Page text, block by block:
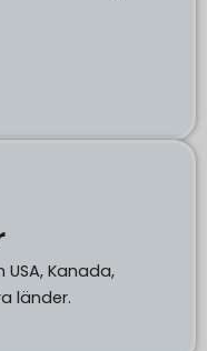
Kanada,
länder.